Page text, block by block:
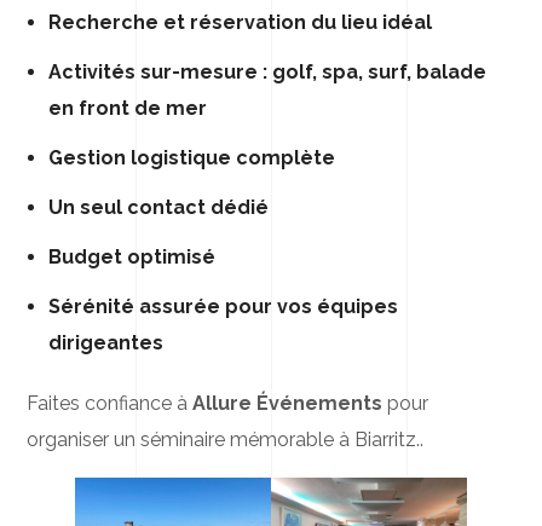
Recherche et réservation du lieu idéal
Activités sur-mesure : golf, spa, surf, balade
en front de mer
Gestion logistique complète
Un seul contact dédié
Budget optimisé
Sérénité assurée pour vos équipes
dirigeantes
Faites confiance àAllure Événements pour
organiser un séminaire mémorable à Biarritz..